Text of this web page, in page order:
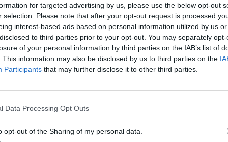
for targeted advertising by us, please use the below opt-out
selection. Please note that after your opt-out request is processed
interest-based ads based on personal information utilized by us
to third parties prior to your opt-out. You may separately
of your personal information by third parties on the IAB’s list of
This information may also be disclosed by us to third parties on the
Participants that may further disclose it to other third parties.
Data Processing Opt Outs
opt-out of the Sharing of my personal data.
transmitiendo la conexión profunda entre
la idea de que el nacimiento de un hijo es un acto
amor incondicional.
la belleza y el poder de la maternidad, sobre el
se respira gratitud, admiración y aceptación por
ser la razón última y sublime de la existencia.